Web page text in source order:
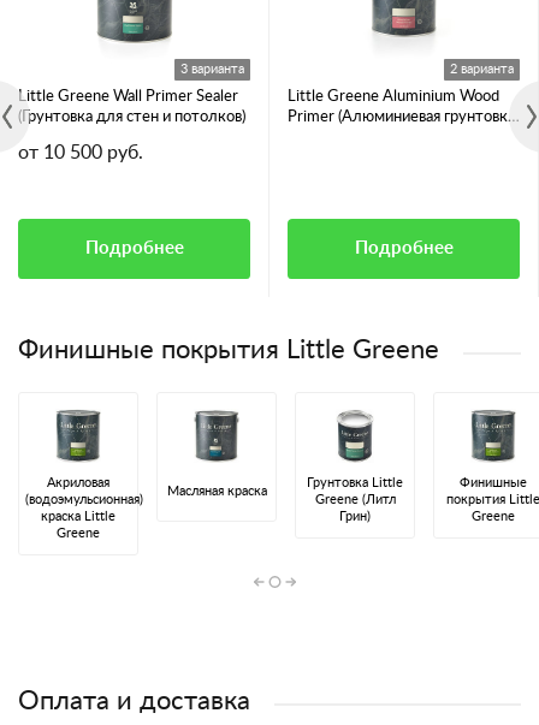
3 варианта
Little Greene Wall Primer Sealer
(Грунтовка для стен и потолков)
от 10 500 руб.
Подробнее
2 варианта
Little Greene Aluminium Wood
Primer (Алюминиевая грунтовка
Подробнее
Финишные покрытия Little Greene
Акриловая
(водоэмульсионная)
краска Little
Greene
Масляная краска
Грунтовка Little
Greene (Литл
Грин)
Финишные
покрытия Little
Greene
Оплата и доставка